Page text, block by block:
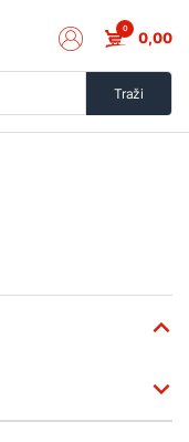
Traži
0 0,00